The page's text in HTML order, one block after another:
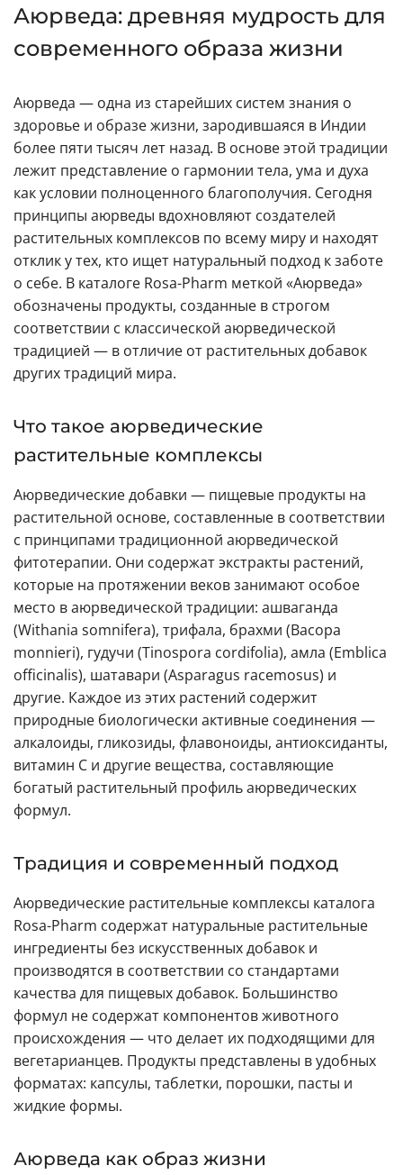
Аюрведа: древняя мудрость для
современного образа жизни
Аюрведа — одна из старейших систем знания о
здоровье и образе жизни, зародившаяся в Индии
более пяти тысяч лет назад. В основе этой традиции
лежит представление о гармонии тела, ума и духа
как условии полноценного благополучия. Сегодня
принципы аюрведы вдохновляют создателей
растительных комплексов по всему миру и находят
отклик у тех, кто ищет натуральный подход к заботе
о себе. В каталоге Rosa-Pharm меткой «Аюрведа»
обозначены продукты, созданные в строгом
соответствии с классической аюрведической
традицией — в отличие от растительных добавок
других традиций мира.
Что такое аюрведические
растительные комплексы
Аюрведические добавки — пищевые продукты на
растительной основе, составленные в соответствии
с принципами традиционной аюрведической
фитотерапии. Они содержат экстракты растений,
которые на протяжении веков занимают особое
место в аюрведической традиции: ашваганда
(Withania somnifera), трифала, брахми (Bacopa
monnieri), гудучи (Tinospora cordifolia), амла (Emblica
officinalis), шатавари (Asparagus racemosus) и
другие. Каждое из этих растений содержит
природные биологически активные соединения —
алкалоиды, гликозиды, флавоноиды, антиоксиданты,
витамин C и другие вещества, составляющие
богатый растительный профиль аюрведических
формул.
Традиция и современный подход
Аюрведические растительные комплексы каталога
Rosa-Pharm содержат натуральные растительные
ингредиенты без искусственных добавок и
производятся в соответствии со стандартами
качества для пищевых добавок. Большинство
формул не содержат компонентов животного
происхождения — что делает их подходящими для
вегетарианцев. Продукты представлены в удобных
форматах: капсулы, таблетки, порошки, пасты и
жидкие формы.
Аюрведа как образ жизни